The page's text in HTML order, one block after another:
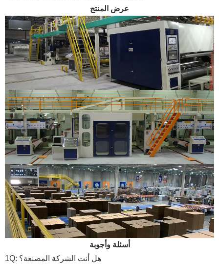
عرض المنتج
أسئلة وأجوبة
1Q: هل أنت الشركة المصنعة؟